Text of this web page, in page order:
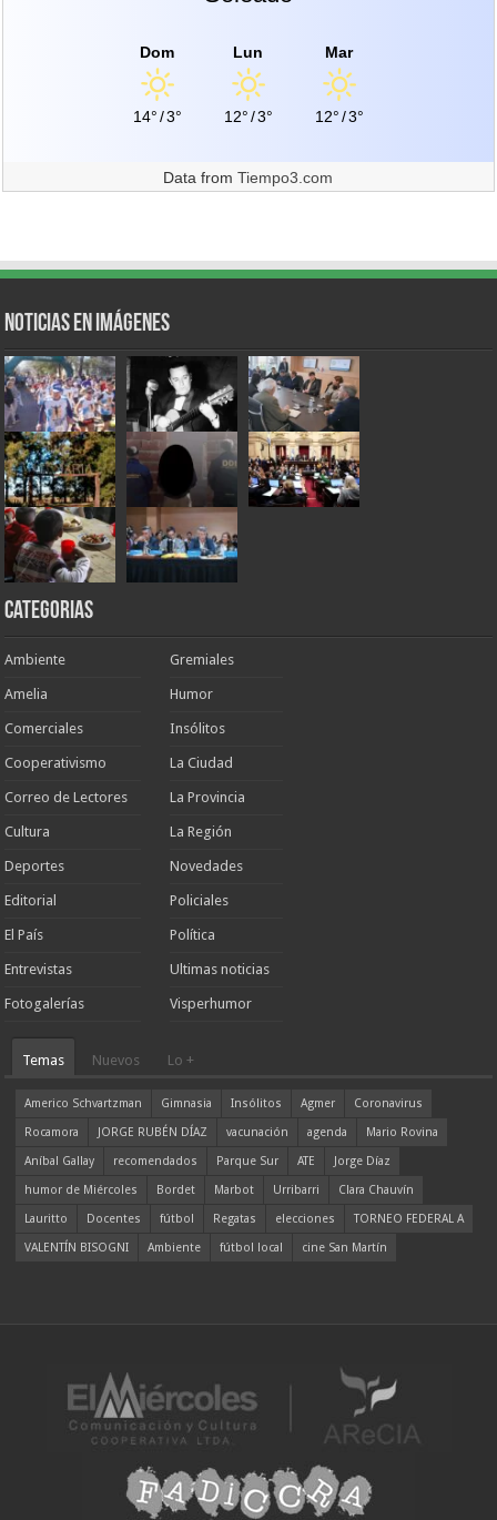
Dom
14°/3°
Lun
12°/3°
Mar
12°/3°
Data fromTiempo3.com
Noticias en Imágenes
Categorias
Ambiente
Amelia
Comerciales
Cooperativismo
Correo de Lectores
Cultura
Deportes
Editorial
El País
Entrevistas
Fotogalerías
Gremiales
Humor
Insólitos
La Ciudad
La Provincia
La Región
Novedades
Policiales
Política
Ultimas noticias
Visperhumor
Temas Nuevos Lo +
Americo Schvartzman Gimnasia Insólitos Agmer
Coronavirus
Rocamora
JORGE RUBÉN DÍAZ vacunación agenda
Mario Rovina
Aníbal Gallay
recomendados Parque Sur ATE
Jorge Díaz
humor de Miércoles
Bordet Marbot Urribarri
Clara Chauvín
Lauritto
Docentes fútbol Regatas elecciones
TORNEO FEDERAL A
VALENTÍN BISOGNI
Ambiente fútbol local cine San Martín